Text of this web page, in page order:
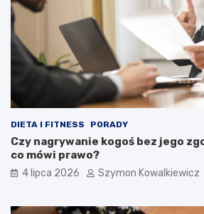
DIETA I FITNESS PORADY
Czy nagrywanie kogoś bez jego
co mówi prawo?
4 lipca 2026 Szymon Kowalkiewicz